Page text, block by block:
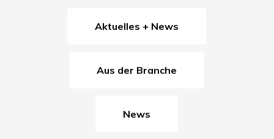
Aktuelles + News
Aus der Branche
News